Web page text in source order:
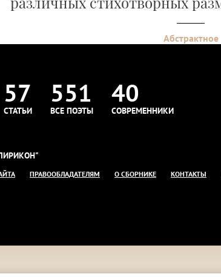
Абстрактное
57
СТАТЬИ
551
ВСЕ ПОЭТЫ
40
СОВРЕМЕННИКИ
ПРАВООБЛАДАТЕЛЯМ О СБОРНИКЕ КОНТАКТЫ